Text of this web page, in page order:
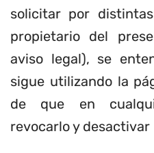
solicitar por
propietario del
aviso legal), se
sigue utilizando la
de que en
revocarlo y desactivar